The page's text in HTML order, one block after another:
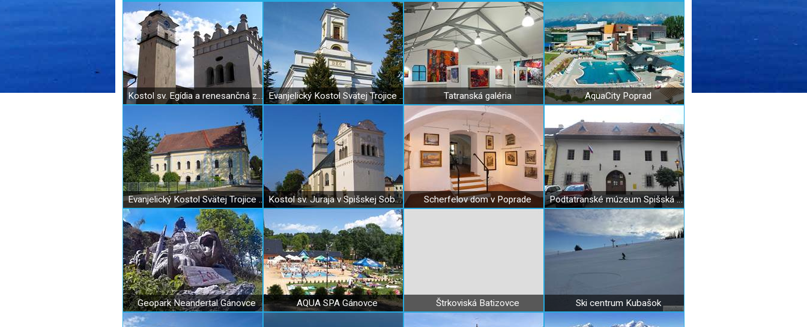
Kostol sv. Egídia a renesančná zvonica v Poprade Evanjelický Kostol Svätej Trojice v Poprade Tatranská galéria AquaCity Poprad
Evanjelický Kostol Svätej Trojice v Poprade - Veľkej Kostol sv. Juraja v Spišskej Sobote Scherfelov dom v Poprade Podtatranské múzeum Spišská Sobota
Geopark Neandertal Gánovce AQUA SPA Gánovce Štrkoviská Batizovce Ski centrum Kubašok